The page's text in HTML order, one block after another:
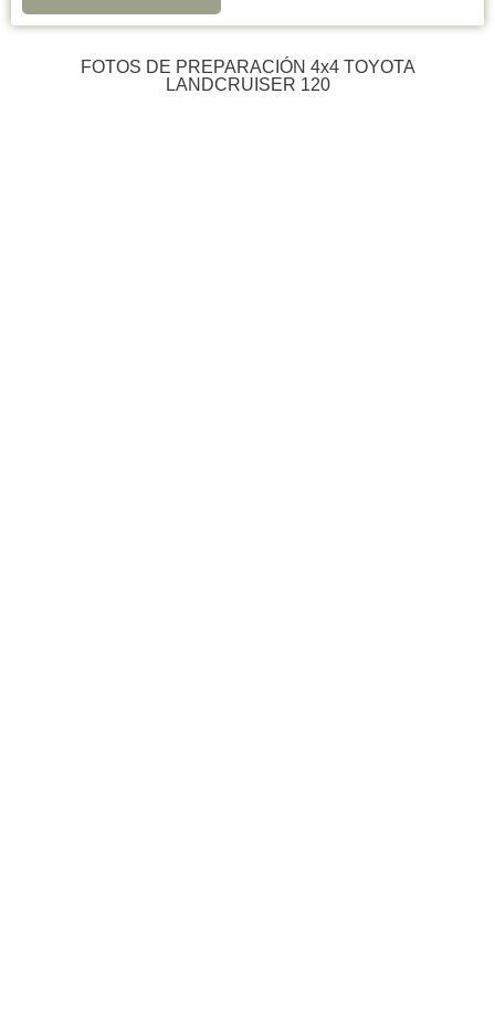
FOTOS DE PREPARACIÓN 4x4 TOYOTA
LANDCRUISER 120